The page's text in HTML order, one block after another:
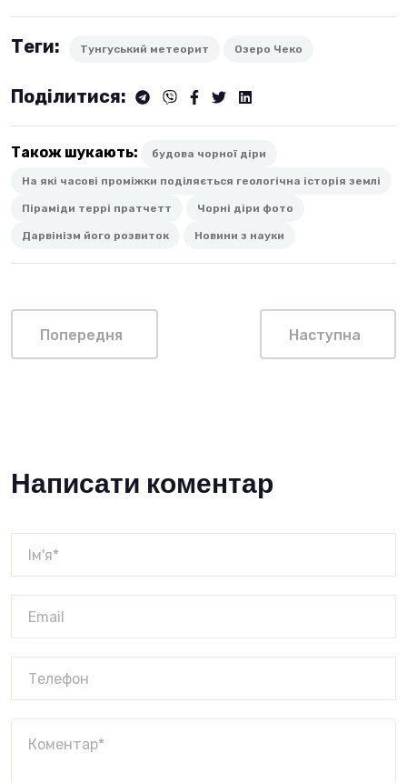
Теги: Тунгуський метеорит Озеро Чеко
Поділитися:
Також шукають: будова чорної діри
На які часові проміжки поділяється геологічна історія землі
Піраміди террі пратчетт Чорні діри фото
Дарвінізм його розвиток Новини з науки
Попередня Наступна
Написати коментар